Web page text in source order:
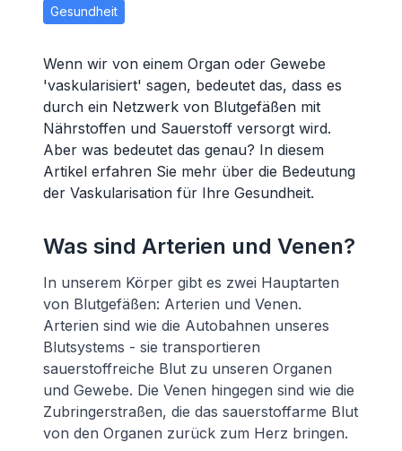
Gesundheit
Wenn wir von einem Organ oder Gewebe
'vaskularisiert' sagen, bedeutet das, dass es
durch ein Netzwerk von Blutgefäßen mit
Nährstoffen und Sauerstoff versorgt wird.
Aber was bedeutet das genau? In diesem
Artikel erfahren Sie mehr über die Bedeutung
der Vaskularisation für Ihre Gesundheit.
Was sind Arterien und Venen?
In unserem Körper gibt es zwei Hauptarten
von Blutgefäßen: Arterien und Venen.
Arterien sind wie die Autobahnen unseres
Blutsystems - sie transportieren
sauerstoffreiche Blut zu unseren Organen
und Gewebe. Die Venen hingegen sind wie die
Zubringerstraßen, die das sauerstoffarme Blut
von den Organen zurück zum Herz bringen.